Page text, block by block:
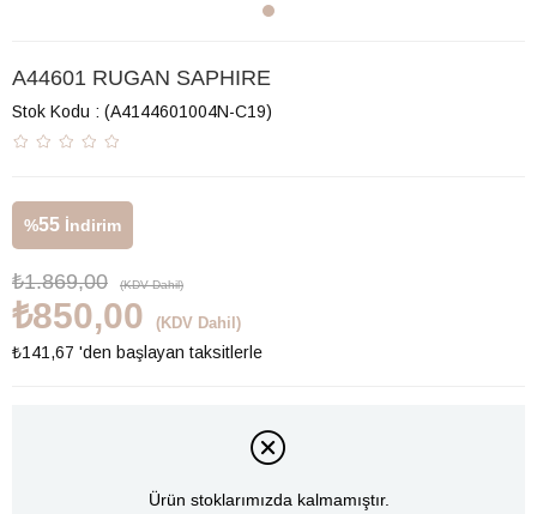
A44601 RUGAN SAPHIRE
Stok Kodu (A4144601004N-C19)
%55 İndirim
₺1.869,00 (KDV Dahil)
₺850,00 (KDV Dahil)
₺141,67 'den başlayan taksitlerle
Ürün stoklarımızda kalmamıştır.